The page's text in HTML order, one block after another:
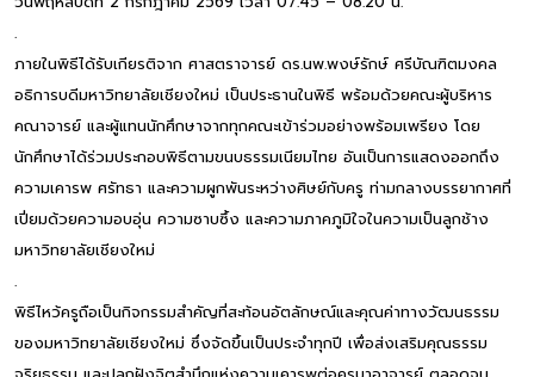
.
ภายในพิธีได้รับเกียรติจาก ศาสตราจารย์ ดร.นพ.พงษ์รักษ์ ศรีบัณฑิตมงคล
อธิการบดีมหาวิทยาลัยเชียงใหม่ เป็นประธานในพิธี พร้อมด้วยคณะผู้บริหาร
คณาจารย์ และผู้แทนนักศึกษาจากทุกคณะเข้าร่วมอย่างพร้อมเพรียง โดย
นักศึกษาได้ร่วมประกอบพิธีตามขนบธรรมเนียมไทย อันเป็นการแสดงออกถึง
ความเคารพ ศรัทธา และความผูกพันระหว่างศิษย์กับครู ท่ามกลางบรรยากาศที่
เปี่ยมด้วยความอบอุ่น ความซาบซึ้ง และความภาคภูมิใจในความเป็นลูกช้าง
มหาวิทยาลัยเชียงใหม่
.
พิธีไหว้ครูถือเป็นกิจกรรมสำคัญที่สะท้อนอัตลักษณ์และคุณค่าทางวัฒนธรรม
ของมหาวิทยาลัยเชียงใหม่ ซึ่งจัดขึ้นเป็นประจำทุกปี เพื่อส่งเสริมคุณธรรม